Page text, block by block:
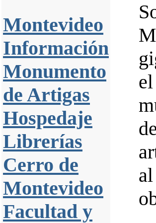
Montevideo
Información
Monumento
de Artigas
Hospedaje
Librerías
Cerro de
Montevideo
Facultad y